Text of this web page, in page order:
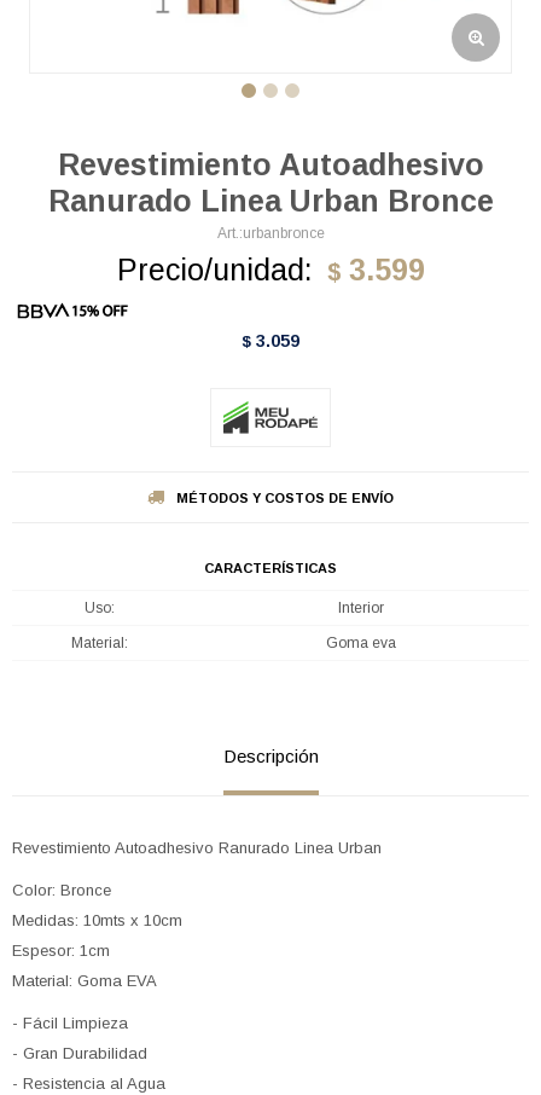
Revestimiento Autoadhesivo
Ranurado Linea Urban Bronce
urbanbronce
Precio/unidad: $ 3.599
$ 3.059
MÉTODOS Y COSTOS DE ENVÍO
CARACTERÍSTICAS
Uso Interior
Material Goma eva
Descripción
Revestimiento Autoadhesivo Ranurado Linea Urban
Color: Bronce
Medidas: 10mts x 10cm
Espesor: 1cm
Material: Goma EVA
- Fácil Limpieza
- Gran Durabilidad
- Resistencia al Agua